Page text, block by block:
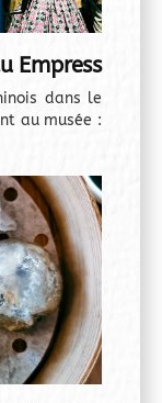
Empress
dans le
au musée :